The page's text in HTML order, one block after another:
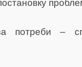
потреби –